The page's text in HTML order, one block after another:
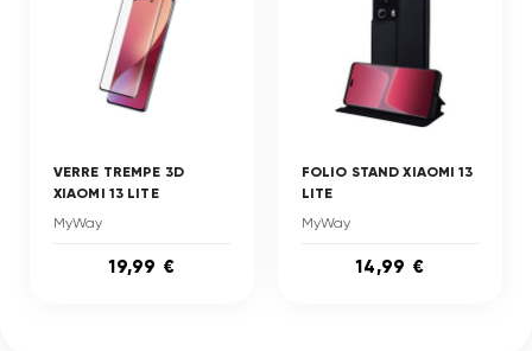
VERRE TREMPE 3D
XIAOMI 13 LITE
MyWay
19,99 €
FOLIO STAND XIAOMI 13
LITE
MyWay
14,99 €